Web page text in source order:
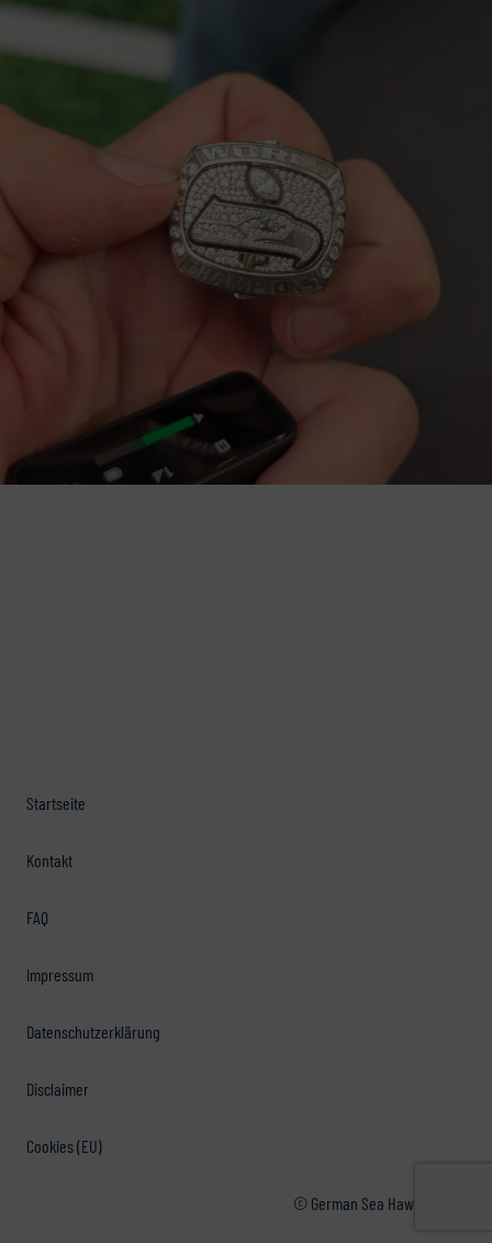
Startseite
Kontakt
FAQ
Impressum
Datenschutzerklärung
Disclaimer
Cookies (EU)
© German Sea Hawkers e.V.